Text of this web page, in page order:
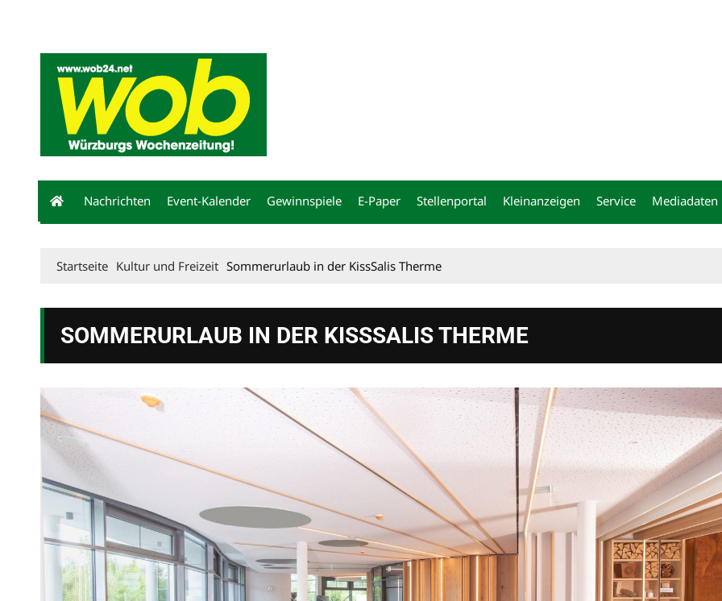
Nachrichten Event-Kalender Gewinnspiele E-Paper Stellenportal Kleinanzeigen Service Mediadaten
Startseite Kultur und Freizeit Sommerurlaub in der KissSalis Therme
SOMMERURLAUB IN DER KISSSALIS THERME